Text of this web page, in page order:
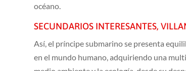
océano.
SECUNDARIOS INTERESANTES,
Así, el príncipe submarino se presenta
en el mundo humano, adquiriendo una